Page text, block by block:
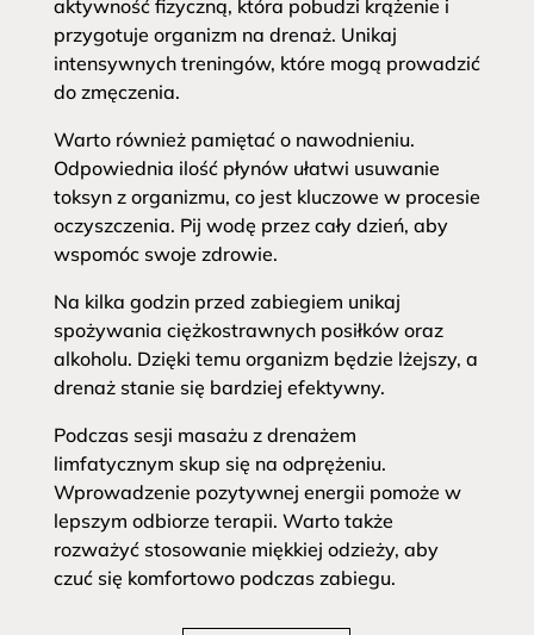
aktywność fizyczną, która pobudzi krążenie i
przygotuje organizm na drenaż. Unikaj
intensywnych treningów, które mogą prowadzić
do zmęczenia.
Warto również pamiętać o nawodnieniu.
Odpowiednia ilość płynów ułatwi usuwanie
toksyn z organizmu, co jest kluczowe w procesie
oczyszczenia. Pij wodę przez cały dzień, aby
wspomóc swoje zdrowie.
Na kilka godzin przed zabiegiem unikaj
spożywania ciężkostrawnych posiłków oraz
alkoholu. Dzięki temu organizm będzie lżejszy, a
drenaż stanie się bardziej efektywny.
Podczas sesji masażu z drenażem
limfatycznym skup się na odprężeniu.
Wprowadzenie pozytywnej energii pomoże w
lepszym odbiorze terapii. Warto także
rozważyć stosowanie miękkiej odzieży, aby
czuć się komfortowo podczas zabiegu.